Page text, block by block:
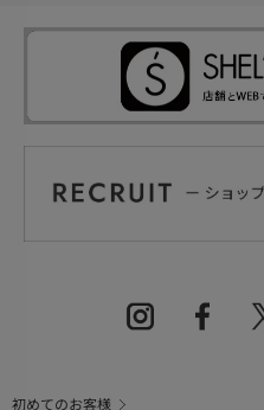
初めてのお客様